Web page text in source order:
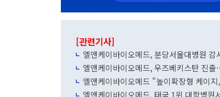
[관련기사]
엘앤케이바이오메드, 분당서울대병원 감
엘앤케이바이오메드, 우즈베키스탄 진
엘앤케이바이오메드 "높이확장형 케이
엘앤케이바이오메드, 태국 1위 대학병